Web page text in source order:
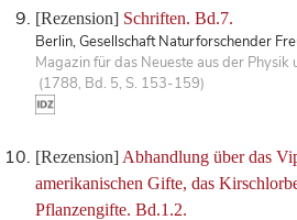
[Rezension] Schriften. Bd.7.
Berlin, Gesellschaft Naturforschender
Magazin für das Neueste aus der Physik
(1788, Bd. 5, S. 153-159)
[Rezension] Abhandlung über das
amerikanischen Gifte, das
Pflanzengifte. Bd.1.2.